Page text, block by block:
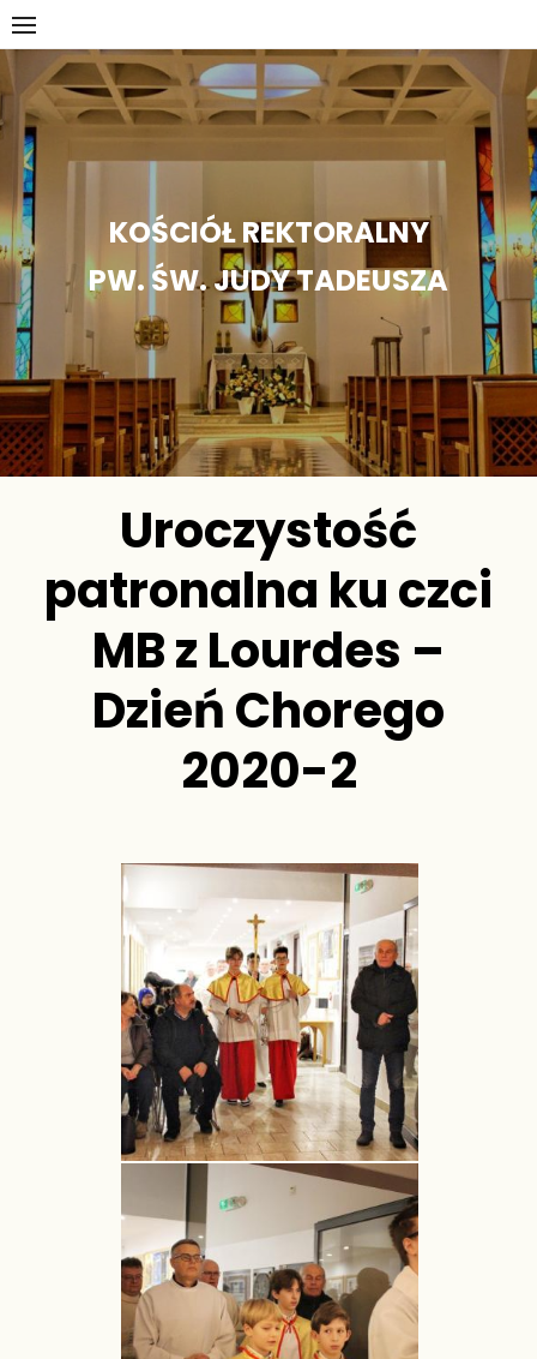
Skip
to
content
KOŚCIÓŁ REKTORALNY
PW. ŚW. JUDY TADEUSZA
Uroczystość
patronalna ku czci
MB z Lourdes –
Dzień Chorego
2020-2